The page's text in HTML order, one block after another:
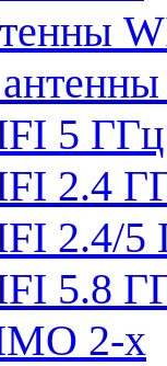
5 ГГц
2.4
2.4/5
5.8
2-x